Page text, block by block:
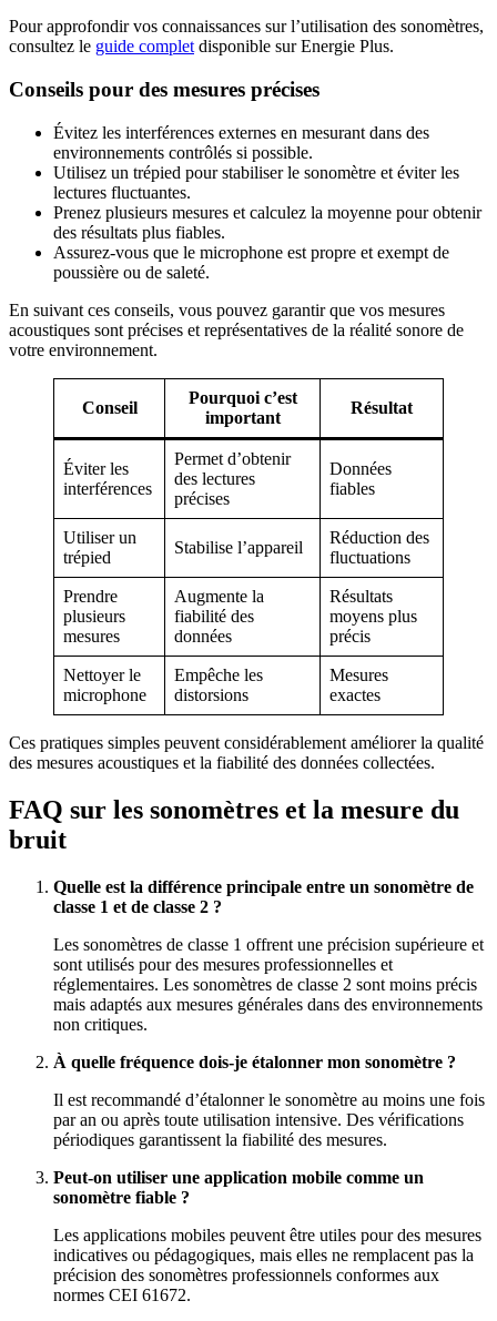
Pour approfondir vos connaissances sur l’utilisation des sonomètres,
consultez le guide complet disponible sur Energie Plus.
Conseils pour des mesures précises
Évitez les interférences externes en mesurant dans des
environnements contrôlés si possible.
Utilisez un trépied pour stabiliser le sonomètre et éviter les
lectures fluctuantes.
Prenez plusieurs mesures et calculez la moyenne pour obtenir
des résultats plus fiables.
Assurez-vous que le microphone est propre et exempt de
poussière ou de saleté.
En suivant ces conseils, vous pouvez garantir que vos mesures
acoustiques sont précises et représentatives de la réalité sonore de
votre environnement.
Conseil
Pourquoi c’est
important
Résultat
Éviter les
interférences
Permet d’obtenir
des lectures
précises
Données
fiables
Utiliser un
trépied
Stabilise l’appareil
Réduction des
fluctuations
Prendre
plusieurs
mesures
Augmente la
fiabilité des
données
Résultats
moyens plus
précis
Nettoyer le
microphone
Empêche les
distorsions
Mesures
exactes
Ces pratiques simples peuvent considérablement améliorer la qualité
des mesures acoustiques et la fiabilité des données collectées.
FAQ sur les sonomètres et la mesure du
bruit
Quelle est la différence principale entre un sonomètre de
classe 1 et de classe 2 ?
Les sonomètres de classe 1 offrent une précision supérieure et
sont utilisés pour des mesures professionnelles et
réglementaires. Les sonomètres de classe 2 sont moins précis
mais adaptés aux mesures générales dans des environnements
non critiques.
À quelle fréquence dois-je étalonner mon sonomètre ?
Il est recommandé d’étalonner le sonomètre au moins une fois
par an ou après toute utilisation intensive. Des vérifications
périodiques garantissent la fiabilité des mesures.
Peut-on utiliser une application mobile comme un
sonomètre fiable ?
Les applications mobiles peuvent être utiles pour des mesures
indicatives ou pédagogiques, mais elles ne remplacent pas la
précision des sonomètres professionnels conformes aux
normes CEI 61672.